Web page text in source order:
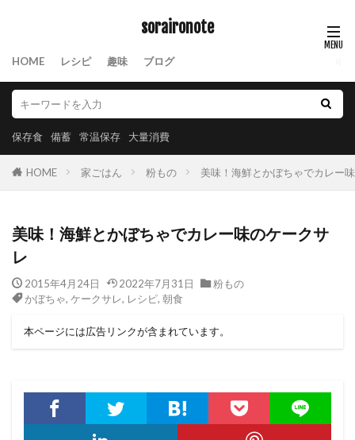
soraironote
HOME レシピ 趣味 ブログ
保存食 備蓄 常温保存 大量消費
HOME 家ごはん 粉もの 美味！海鮮とかぼちゃでカレー
美味！海鮮とかぼちゃでカレー味のケークサ
レ
2015年4月24日 2022年7月31日
粉もの
かぼちゃ, ケークサレ, レシピ, 朝食
本ページには広告リンクが含まれています。